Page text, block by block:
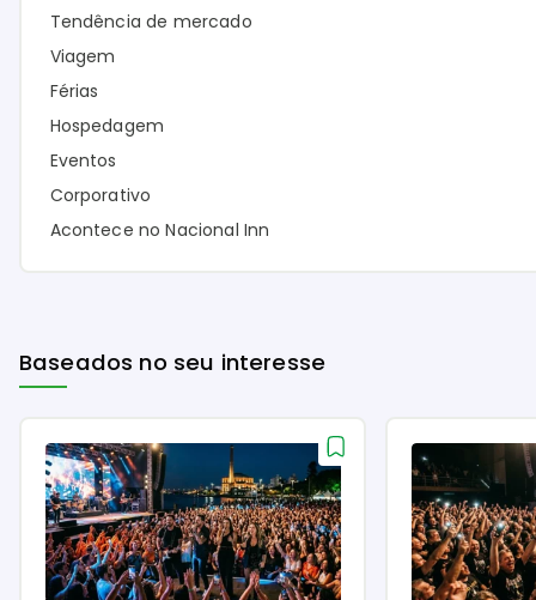
Tendência de mercado
Viagem
Férias
Hospedagem
Eventos
Corporativo
Acontece no Nacional Inn
Baseados no seu interesse